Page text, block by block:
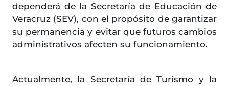
dependerá de la Secretaría de Educación de
Veracruz (SEV), con el propósito de garantizar
su permanencia y evitar que futuros cambios
administrativos afecten su funcionamiento.
Actualmente, la Secretaría de Turismo y la